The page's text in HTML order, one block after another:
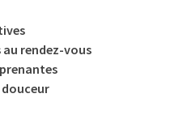
au rendez-vous